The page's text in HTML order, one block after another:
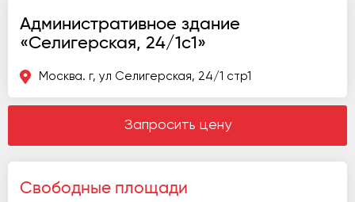
Административное здание
«Селигерская, 24/1с1»
Москва. г, ул Селигерская, 24/1 стр1
Запросить цену
Свободные площади